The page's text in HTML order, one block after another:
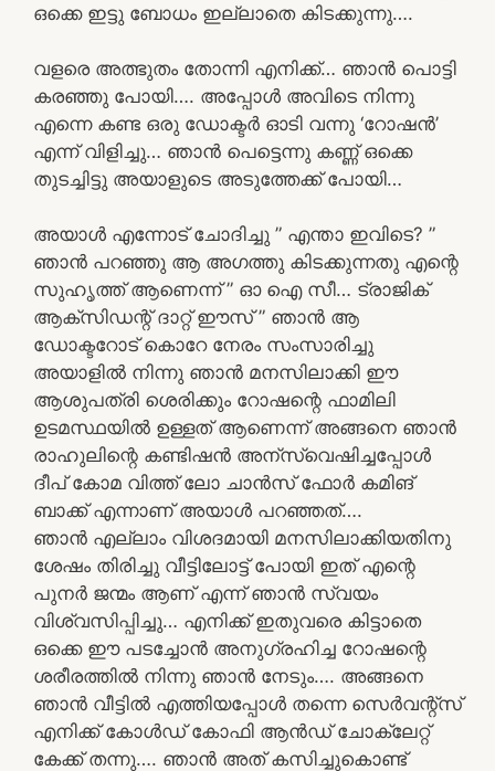
ഒക്കെ ഇട്ടു ബോധം ഇല്ലാതെ കിടക്കുന്നു….
വളരെ അത്ഭുതം തോന്നി എനിക്ക്… ഞാൻ പൊട്ടി
കരഞ്ഞു പോയി…. അപ്പോൾ അവിടെ നിന്നു
എന്നെ കണ്ട ഒരു ഡോക്ടർ ഓടി വന്നു ‘റോഷൻ’
എന്ന് വിളിച്ചു… ഞാൻ പെട്ടെന്നു കണ്ണ് ഒക്കെ
തുടച്ചിട്ടു അയാളുടെ അടുത്തേക്ക് പോയി…
അയാൾ എന്നോട് ചോദിച്ചു ” എന്താ ഇവിടെ? ”
ഞാൻ പറഞ്ഞു ആ അഗത്തു കിടക്കുന്നതു എന്റെ
സുഹൃത്ത് ആണെന്ന് ” ഓ ഐ സീ… ട്രാജിക്
ആക്‌സിഡന്റ് ദാറ്റ്‌ ഈസ്‌ ” ഞാൻ ആ
ഡോക്ടറോട് കൊറേ നേരം സംസാരിച്ചു
അയാളിൽ നിന്നു ഞാൻ മനസിലാക്കി ഈ
ആശുപത്രി ശെരിക്കും റോഷന്റെ ഫാമിലി
ഉടമസ്ഥയിൽ ഉള്ളത് ആണെന്ന് അങ്ങനെ ഞാൻ
രാഹുലിന്റെ കണ്ടിഷൻ അന്സ്വെഷിച്ചപ്പോൾ
ദീപ് കോമ വിത്ത്‌ ലോ ചാൻസ് ഫോർ കമിങ്
ബാക്ക് എന്നാണ് അയാൾ പറഞ്ഞത്….
ഞാൻ എല്ലാം വിശദമായി മനസിലാക്കിയതിനു
ശേഷം തിരിച്ചു വീട്ടിലോട്ട് പോയി ഇത് എന്റെ
പുനർ ജന്മം ആണ് എന്ന് ഞാൻ സ്വയം
വിശ്വസിപ്പിച്ചു… എനിക്ക് ഇതുവരെ കിട്ടാതെ
ഒക്കെ ഈ പടച്ചോൻ അനുഗ്രഹിച്ച റോഷന്റെ
ശരീരത്തിൽ നിന്നു ഞാൻ നേടും…. അങ്ങനെ
ഞാൻ വീട്ടിൽ എത്തിയപ്പോൾ തന്നെ സെർവന്റ്സ്
എനിക്ക് കോൾഡ് കോഫി ആൻഡ് ചോക്ലേറ്റ്
കേക്ക് തന്നു…. ഞാൻ അത് കസിച്ചുകൊണ്ട്